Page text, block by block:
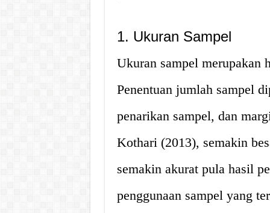
1. Ukuran Sampel
Ukuran sampel merupakan
Penentuan jumlah sampel
penarikan sampel, dan
Kothari (2013), semakin
semakin akurat pula hasil
penggunaan sampel yang